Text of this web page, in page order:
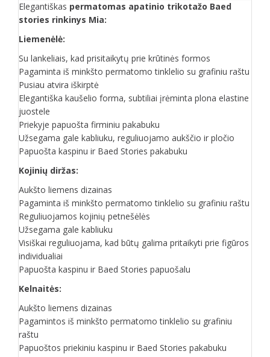
Elegantiškas permatomas apatinio trikotažo Baed
stories rinkinys Mia:
Liemenėlė:
Su lankeliais, kad prisitaikytų prie krūtinės formos
Pagaminta iš minkšto permatomo tinklelio su grafiniu raštu
Pusiau atvira iškirptė
Elegantiška kaušelio forma, subtiliai įrėminta plona elastine
juostele
Priekyje papuošta firminiu pakabuku
Užsegama gale kabliuku, reguliuojamo aukščio ir pločio
Papuošta kaspinu ir Baed Stories pakabuku
Kojinių diržas:
Aukšto liemens dizainas
Pagaminta iš minkšto permatomo tinklelio su grafiniu raštu
Reguliuojamos kojinių petnešėlės
Užsegama gale kabliuku
Visiškai reguliuojama, kad būtų galima pritaikyti prie figūros
individualiai
Papuošta kaspinu ir Baed Stories papuošalu
Kelnaitės:
Aukšto liemens dizainas
Pagamintos iš minkšto permatomo tinklelio su grafiniu
raštu
Papuoštos priekiniu kaspinu ir Baed Stories pakabuku